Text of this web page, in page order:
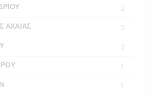
2
ΑΧΑΙΑΣ 2
2
1
1